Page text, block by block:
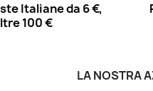
Italiane da 6 €,
100 €
LA NOSTRA